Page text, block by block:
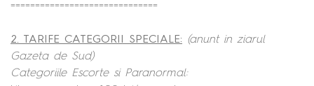
==============================
2. TARIFE CATEGORII SPECIALE: (anunt in ziarul
Gazeta de Sud)
Categoriile Escorte si Paranormal: